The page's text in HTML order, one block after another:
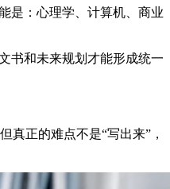
是：心理学、计算机、商业
书和未来规划才能形成统一
真正的难点不是“写出来”，